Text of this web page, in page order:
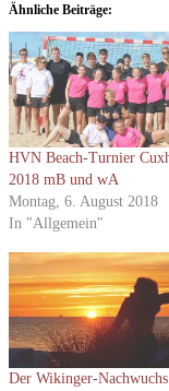
Ähnliche Beiträge
HVN Beach-Turnier
2018 mB und wA
Montag, 6. August 2018
In "Allgemein"
Der Wikinger-